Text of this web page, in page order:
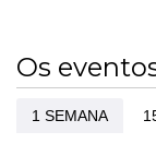
Os
1 SEMANA